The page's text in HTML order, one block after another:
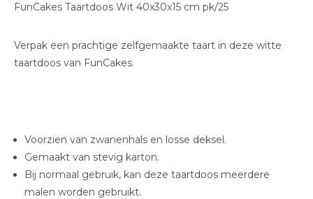
FunCakes Taartdoos Wit 40x30x15 cm pk/25
Verpak een prachtige zelfgemaakte taart in deze witte
taartdoos van FunCakes.
Voorzien van zwanenhals en losse deksel.
Gemaakt van stevig karton.
Bij normaal gebruik, kan deze taartdoos meerdere
malen worden gebruikt.